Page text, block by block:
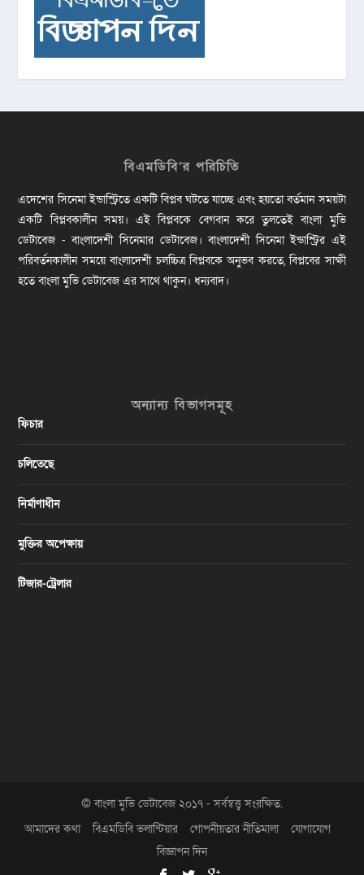
বিএমডিবি’র পরিচিতি
এদেশের সিনেমা ইন্ডাস্ট্রিতে একটি বিপ্লব ঘটতে যাচ্ছে এবং হয়তো বর্তমান সময়টা
একটি বিপ্লবকালীন সময়। এই বিপ্লবকে বেগবান করে তুলতেই বাংলা মুভি
ডেটাবেজ - বাংলাদেশী সিনেমার ডেটাবেজ। বাংলাদেশী সিনেমা ইন্ডাস্ট্রির এই
পরিবর্তনকালীন সময়ে বাংলাদেশী চলচ্চিত্র বিপ্লবকে অনুভব করতে, বিপ্লবের সাক্ষী
হতে বাংলা মুভি ডেটাবেজ এর সাথে থাকুন। ধন্যবাদ।
অন্যান্য বিভাগসমূহ
ফিচার
চলিতেছে
নির্মাণাধীন
মুক্তির অপেক্ষায়
টিজার-ট্রেলার
© বাংলা মুভি ডেটাবেজ ২০১৭ - সর্বস্বত্ত্ব সংরক্ষিত.
আমাদের কথা
বিএমডিবি ভলান্টিয়ার গোপনীয়তার নীতিমালা
যোগাযোগ
বিজ্ঞাপন দিন